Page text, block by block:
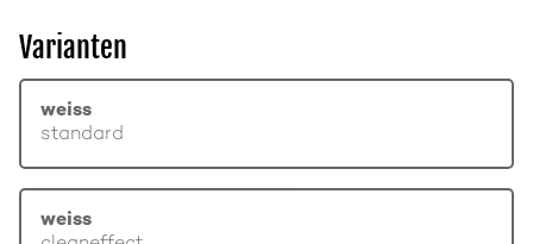
Varianten
weiss
standard
weiss